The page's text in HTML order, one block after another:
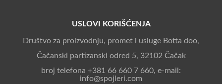
USLOVI KORIŠĆENJA
Društvo za proizvodnju, promet i usluge Botta doo,
Čačanski partizanski odred 5, 32102 Čačak
broj telefona +381 66 660 7 660, e-mail:
info@spojleri.com